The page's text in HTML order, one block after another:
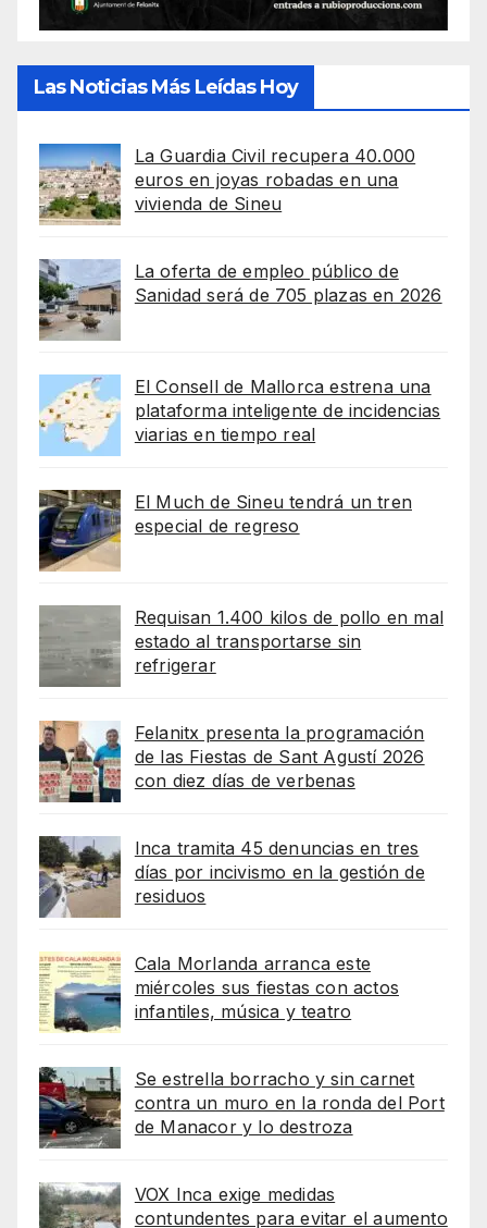
Las Noticias Más Leídas Hoy
La Guardia Civil recupera 40.000
euros en joyas robadas en una
vivienda de Sineu
La oferta de empleo público de
Sanidad será de 705 plazas en 2026
El Consell de Mallorca estrena una
plataforma inteligente de incidencias
viarias en tiempo real
El Much de Sineu tendrá un tren
especial de regreso
Requisan 1.400 kilos de pollo en mal
estado al transportarse sin
refrigerar
Felanitx presenta la programación
de las Fiestas de Sant Agustí 2026
con diez días de verbenas
Inca tramita 45 denuncias en tres
días por incivismo en la gestión de
residuos
Cala Morlanda arranca este
miércoles sus fiestas con actos
infantiles, música y teatro
Se estrella borracho y sin carnet
contra un muro en la ronda del Port
de Manacor y lo destroza
VOX Inca exige medidas
contundentes para evitar el aumento